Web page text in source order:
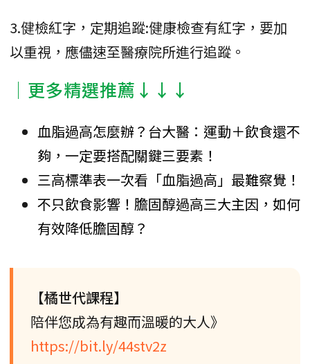
3.健檢紅字，定期追蹤:健康檢查有紅字，要加
以重視，應儘速至醫療院所進行追蹤。
│更多精選推薦↓↓↓
血脂過高怎麼辦？台大醫：運動＋飲食還不
夠，一定要搭配關鍵三要素！
三高標準表一次看「血脂過高」最難察覺！
不只飲食影響！膽固醇過高三大主因，如何
有效降低膽固醇？
【橘世代課程】
陪伴您成為有趣而溫暖的大人》
https://bit.ly/44stv2z